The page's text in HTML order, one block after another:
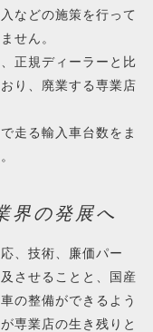
などの施策を行って
せん。
正規ディーラーと比
り、廃業する専業店
走る輸入車台数をま
界の発展へ
、技術、廉価パー
させることと、国産
の整備ができるよう
専業店の生き残りと